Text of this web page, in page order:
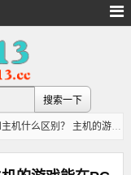
区别？ 主机的游戏能在PC上玩吗？